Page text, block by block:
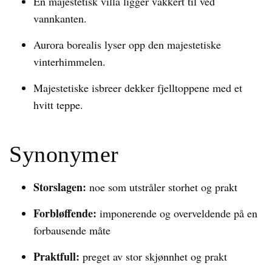
vannkanten.
Aurora borealis lyser opp den majestetiske
vinterhimmelen.
Majestetiske isbreer dekker fjelltoppene med et
hvitt teppe.
Synonymer
Storslagen: noe som utstråler storhet og prakt
Forbløffende: imponerende og overveldende på en
forbausende måte
Praktfull: preget av stor skjønnhet og prakt